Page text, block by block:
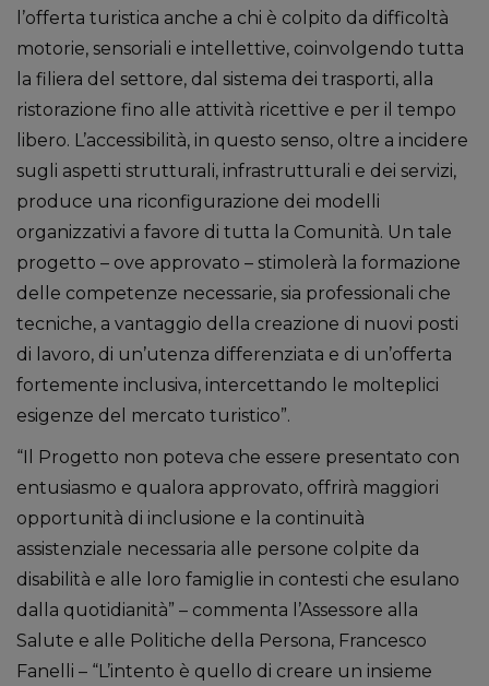
l’offerta turistica anche a chi è colpito da difficoltà
motorie, sensoriali e intellettive, coinvolgendo tutta
la filiera del settore, dal sistema dei trasporti, alla
ristorazione fino alle attività ricettive e per il tempo
libero. L’accessibilità, in questo senso, oltre a incidere
sugli aspetti strutturali, infrastrutturali e dei servizi,
produce una riconfigurazione dei modelli
organizzativi a favore di tutta la Comunità. Un tale
progetto – ove approvato – stimolerà la formazione
delle competenze necessarie, sia professionali che
tecniche, a vantaggio della creazione di nuovi posti
di lavoro, di un’utenza differenziata e di un’offerta
fortemente inclusiva, intercettando le molteplici
esigenze del mercato turistico”.
“Il Progetto non poteva che essere presentato con
entusiasmo e qualora approvato, offrirà maggiori
opportunità di inclusione e la continuità
assistenziale necessaria alle persone colpite da
disabilità e alle loro famiglie in contesti che esulano
dalla quotidianità” – commenta l’Assessore alla
Salute e alle Politiche della Persona, Francesco
Fanelli – “L’intento è quello di creare un insieme